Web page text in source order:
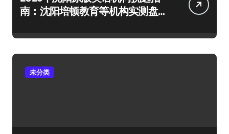
南：沈阳培顿教育等机构实测盘
未分类